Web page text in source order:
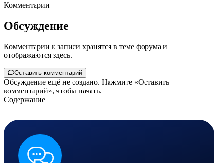
Комментарии
Обсуждение
Комментарии к записи хранятся в теме форума и
отображаются здесь.
Оставить комментарий
Обсуждение ещё не создано. Нажмите «Оставить
комментарий», чтобы начать.
Содержание